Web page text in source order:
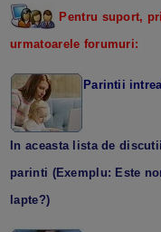
Pentru suport,
urmatoarele forumuri:
Parintii
In aceasta lista de
parinti (Exemplu: Este
lapte?)